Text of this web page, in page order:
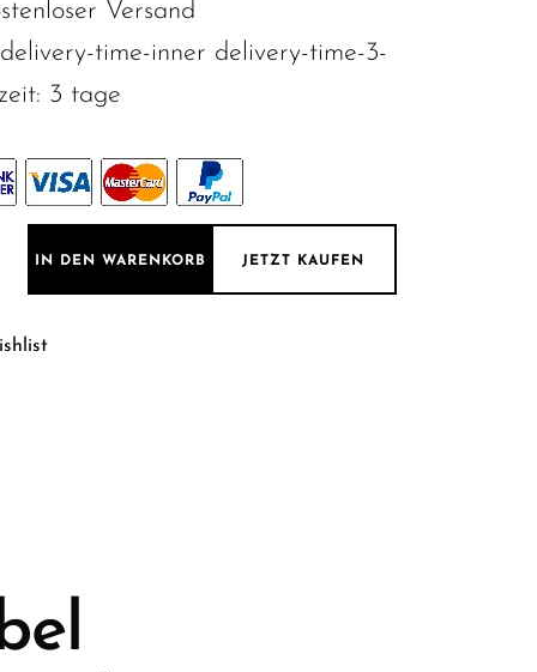
Versand
time-inner delivery-time-3-
3 tage
IN DEN WARENKORB JETZT KAUFEN